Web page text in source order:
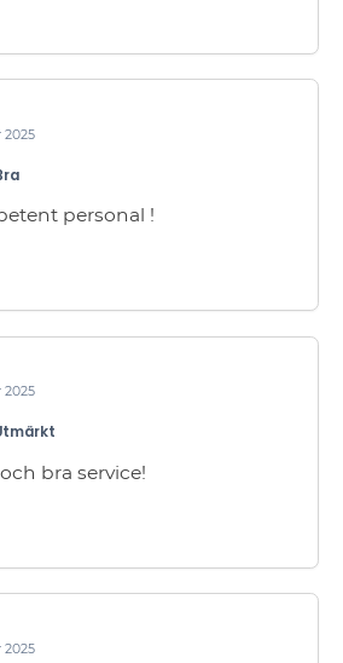
personal !
bra service!